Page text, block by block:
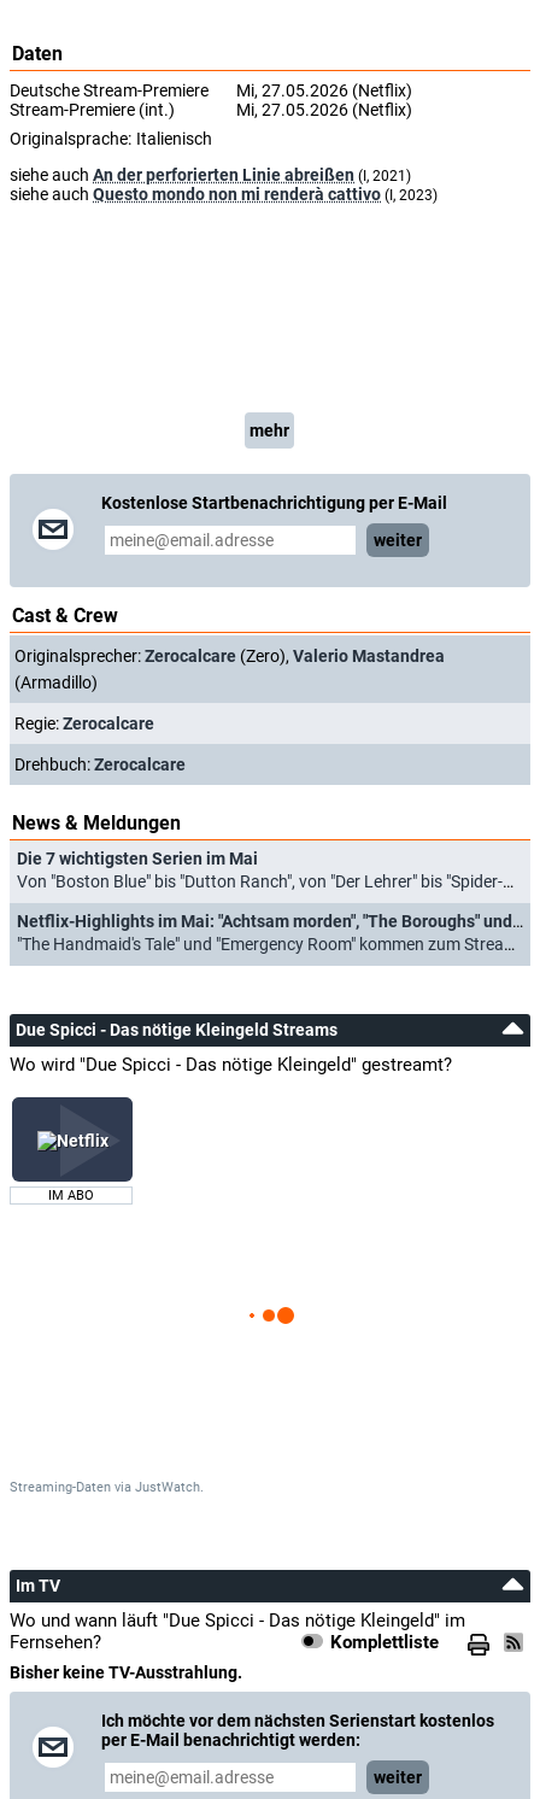
Daten
Deutsche Stream-Premiere
Mi, 27.05.2026 (Netflix)
Stream-Premiere (int.)
Mi, 27.05.2026 (Netflix)
Originalsprache: Italienisch
siehe auch An der perforierten Linie abreißen (I, 2021)
siehe auch Questo mondo non mi renderà cattivo (I, 2023)
mehr
Kostenlose Startbenachrichtigung per E-Mail
weiter
Cast & Crew
Originalsprecher:Zerocalcare (Zero), Valerio Mastandrea
(Armadillo)
Regie:Zerocalcare
Drehbuch:Zerocalcare
News & Meldungen
Die 7 wichtigsten Serien im Mai
Von "Boston Blue" bis "Dutton Ranch", von "Der Lehrer" bis "Spider-Noir" (01.05.2026)
Netflix-Highlights im Mai: "Achtsam morden", "The Boroughs" und "Haus des Geldes: Berlin"
"The Handmaid's Tale" und "Emergency Room" kommen zum Streamingprimus (22.04.2026)
Due Spicci - Das nötige Kleingeld Streams
Wo wird "Due Spicci - Das nötige Kleingeld" gestreamt?
IM ABO
Streaming-Daten via JustWatch.
Im TV
Wo und wann läuft "Due Spicci - Das nötige Kleingeld" im
Fernsehen?
Komplettliste
Bisher keine TV-Ausstrahlung.
Ich möchte vor dem nächsten Serienstart kostenlos
per E-Mail benachrichtigt werden:
weiter